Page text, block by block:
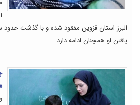
البرز استان قزوین مفقود شده و با گذشت
یافتن او همچنان ادامه دارد.